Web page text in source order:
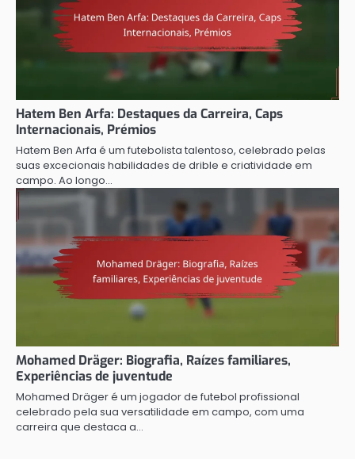
Hatem Ben Arfa: Destaques da Carreira, Caps
Internacionais, Prémios
Hatem Ben Arfa é um futebolista talentoso, celebrado pelas
suas excecionais habilidades de drible e criatividade em
campo. Ao longo…
Mohamed Dräger: Biografia, Raízes familiares,
Experiências de juventude
Mohamed Dräger é um jogador de futebol profissional
celebrado pela sua versatilidade em campo, com uma
carreira que destaca a…